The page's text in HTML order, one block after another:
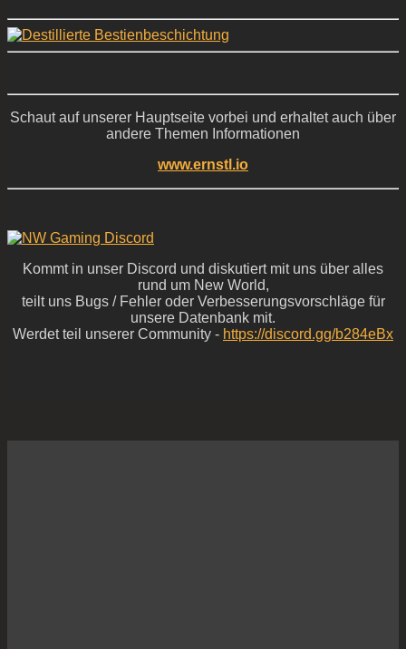
Schaut auf unserer Hauptseite vorbei und erhaltet auch über
andere Themen Informationen
www.ernstl.io
Kommt in unser Discord und diskutiert mit uns über alles
rund um New World,
teilt uns Bugs / Fehler oder Verbesserungsvorschläge für
unsere Datenbank mit.
Werdet teil unserer Community - https://discord.gg/b284eBx